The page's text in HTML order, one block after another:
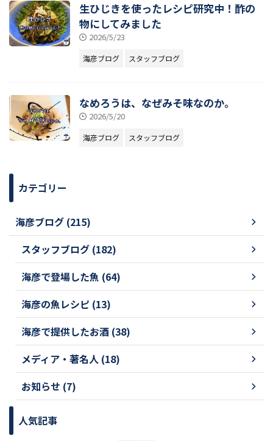
生ひじきを使ったレシピ研究中！酢の
物にしてみました
2026/5/23
海彦ブログ スタッフブログ
なめろうは、なぜみそ味なのか。
2026/5/20
海彦ブログ スタッフブログ
カテゴリー
海彦ブログ (215)
スタッフブログ (182)
海彦で登場した魚 (64)
海彦の魚レシピ (13)
海彦で提供したお酒 (38)
メディア・著名人 (18)
お知らせ (7)
人気記事